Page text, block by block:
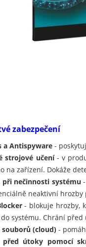
zabezpečení
a Antispyware -
strojové učení- v
na zařízení. Dokáže
při nečinnosti systému
neaktivní hrozby
- blokuje hrozby,
systému. Chrání před
(cloud) -
před útoky pomocí